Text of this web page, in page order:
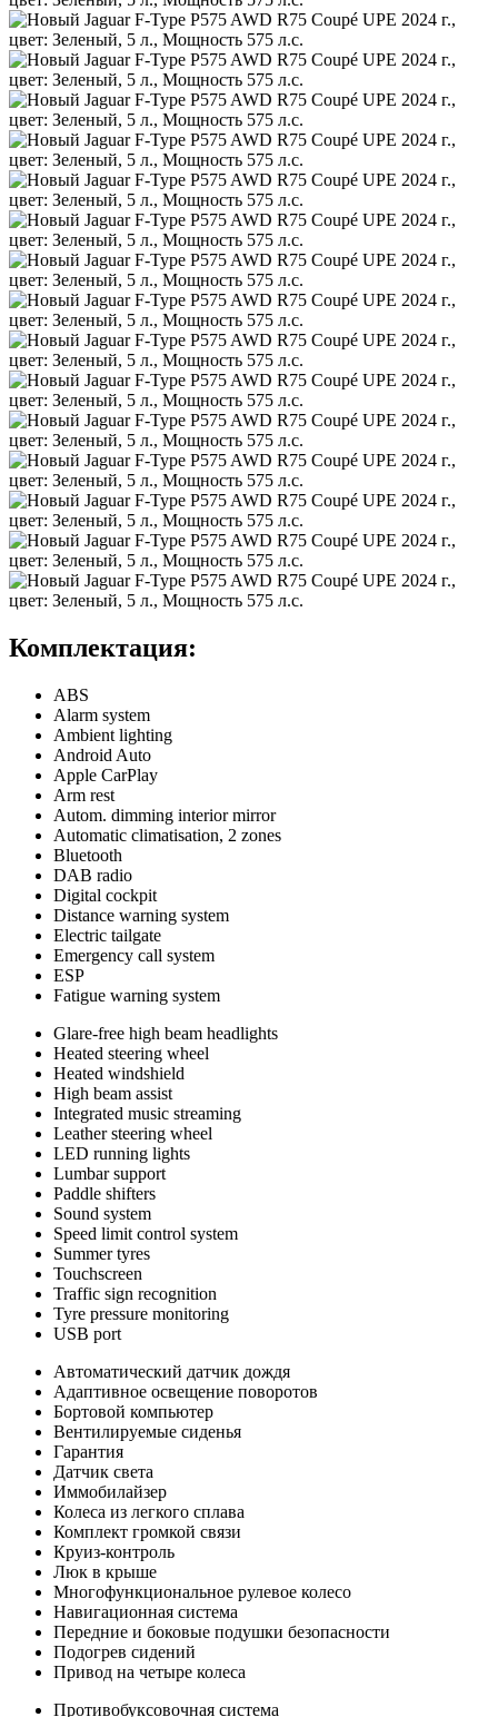
Комплектация:
ABS
Alarm system
Ambient lighting
Android Auto
Apple CarPlay
Arm rest
Autom. dimming interior mirror
Automatic climatisation, 2 zones
Bluetooth
DAB radio
Digital cockpit
Distance warning system
Electric tailgate
Emergency call system
ESP
Fatigue warning system
Glare-free high beam headlights
Heated steering wheel
Heated windshield
High beam assist
Integrated music streaming
Leather steering wheel
LED running lights
Lumbar support
Paddle shifters
Sound system
Speed limit control system
Summer tyres
Touchscreen
Traffic sign recognition
Tyre pressure monitoring
USB port
Автоматический датчик дождя
Адаптивное освещение поворотов
Бортовой компьютер
Вентилируемые сиденья
Гарантия
Датчик света
Иммобилайзер
Колеса из легкого сплава
Комплект громкой связи
Круиз-контроль
Люк в крыше
Многофункциональное рулевое колесо
Навигационная система
Передние и боковые подушки безопасности
Подогрев сидений
Привод на четыре колеса
Противобуксовочная система